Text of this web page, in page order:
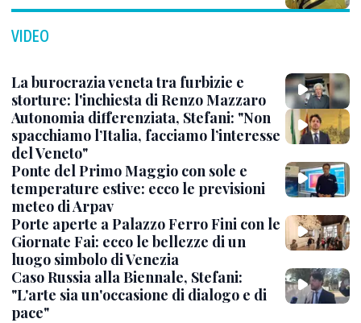
VIDEO
La burocrazia veneta tra furbizie e
storture: l'inchiesta di Renzo Mazzaro
Autonomia differenziata, Stefani: "Non
spacchiamo l’Italia, facciamo l’interesse
del Veneto"
Ponte del Primo Maggio con sole e
temperature estive: ecco le previsioni
meteo di Arpav
Porte aperte a Palazzo Ferro Fini con le
Giornate Fai: ecco le bellezze di un
luogo simbolo di Venezia
Caso Russia alla Biennale, Stefani:
"L'arte sia un'occasione di dialogo e di
pace"